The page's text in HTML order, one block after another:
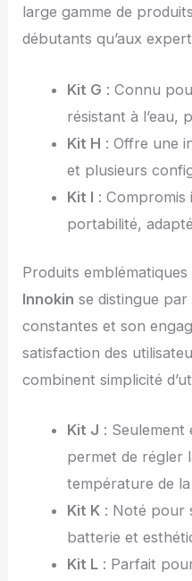
large gamme de
débutants qu’aux
Kit G : Connu
résistant à l’eau,
Kit H : Offre une
et plusieurs
Kit I :
portabilité,
Produits emblématiques
Innokin se distingue
constantes et son
satisfaction des
combinent simplicité
Kit J : Seulement
permet de régler
température de
Kit K: Noté pour
batterie et
Kit L: Parfait